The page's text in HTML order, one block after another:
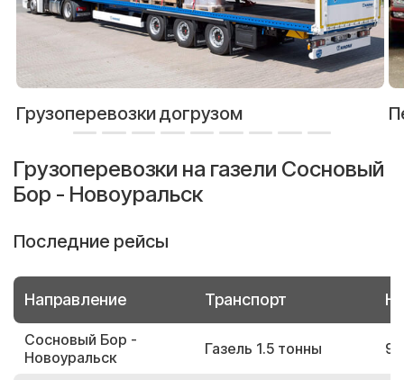
Грузоперевозки догрузом
Грузоперевозки на газели Сосновый
Бор - Новоуральск
Последние рейсы
Направление Транспорт
Сосновый Бор -
Новоуральск
Газель 1.5 тонны